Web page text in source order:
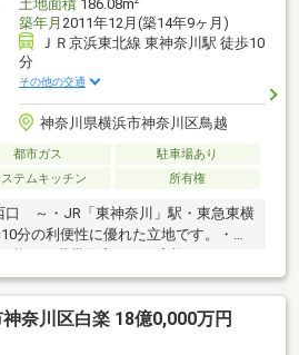
土地面積186.08m
築年月 2011年12月(築14年9ヶ月)
ＪＲ京浜東北線 東神奈川駅 徒歩10
分
その他の交通
神奈川県横浜市神奈川区鳥越
都市ガス
駐車場あり
テムキッチン 所有権
～・JR「東神奈川」駅・東急東横
分の利便性に優れた立地です。・
す。・土地面積約186㎡（約56
とりある住空間を確保していま
空調を採用し、一年を通して快適な
ます。・南側駐車場につき陽当たり
奈川区白楽 18億0,000万円